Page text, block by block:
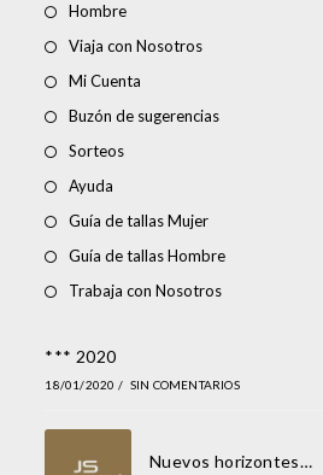
Hombre
Viaja con Nosotros
Mi Cuenta
Buzón de sugerencias
Sorteos
Ayuda
Guía de tallas Mujer
Guía de tallas Hombre
Trabaja con Nosotros
*** 2020
18/01/2020 / SIN COMENTARIOS
Nuevos horizontes…